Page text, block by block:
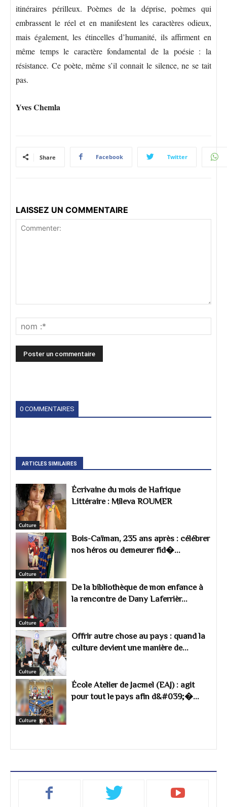
itinéraires périlleux. Poèmes de la déprise, poèmes qui
embrassent le réel et en manifestent les caractères odieux,
mais également, les étincelles d’humanité, ils affirment en
même temps le caractère fondamental de la poésie : la
résistance. Ce poète, même s’il connait le silence, ne se tait
pas.
Yves Chemla
Share Facebook Twitter
LAISSEZ UN COMMENTAIRE
0 COMMENTAIRES
ARTICLES SIMILAIRES
Culture
Écrivaine du mois de Hafrique
Littéraire : Mileva ROUMER
Culture
Bois-Caïman, 235 ans après : célébrer
nos héros ou demeurer fid�...
Culture
De la bibliothèque de mon enfance à
la rencontre de Dany Laferrièr...
Culture
Offrir autre chose au pays : quand la
culture devient une manière de...
Culture
École Atelier de Jacmel (EAJ) : agit
pour tout le pays afin d&#039;�...